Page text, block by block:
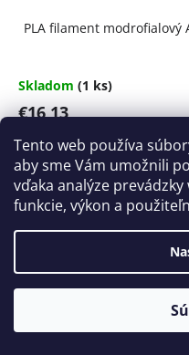
Tento web používa
aby sme Vám umožnili
vďaka analýze
funkcie, výkon a
PLA filament
Skladom (1 ks)
€16,13
Jednotková
cena:
€16,13 / 1 kg